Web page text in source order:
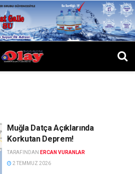
Muğla Datça Açıklarında
Korkutan Deprem!
TARAFINDAN ERCAN VURANLAR
2 TEMMUZ 2026